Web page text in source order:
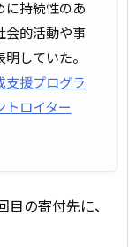
に持続性のあ
会的活動や事
していた。
支援プログラ
ロイター
目の寄付先に、